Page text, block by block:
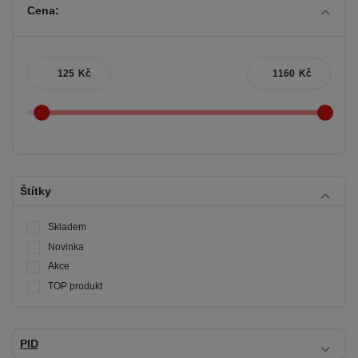
Cena:
Kč Kč
Štítky
Skladem
Novinka
Akce
TOP produkt
PID